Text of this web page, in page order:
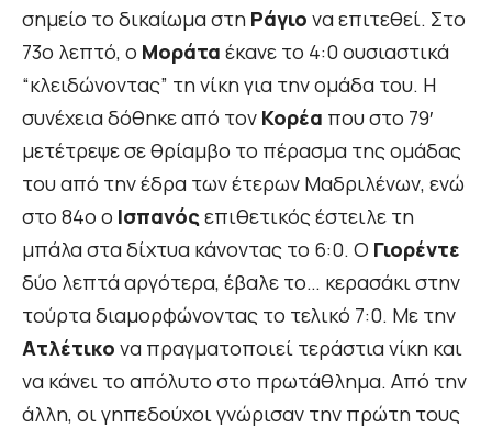
σημείο το δικαίωμα στη Ράγιο να επιτεθεί. Στο
73ο λεπτό, ο Μοράτα έκανε το 4:0 oυσιαστικά
“κλειδώνοντας” τη νίκη για την ομάδα του. Η
συνέχεια δόθηκε από τον Κορέα που στο 79′
μετέτρεψε σε θρίαμβο το πέρασμα της ομάδας
του από την έδρα των έτερων Μαδριλένων, ενώ
στο 84ο ο Ισπανός επιθετικός έστειλε τη
μπάλα στα δίχτυα κάνοντας το 6:0. Ο Γιορέντε
δύο λεπτά αργότερα, έβαλε το… κερασάκι στην
τούρτα διαμορφώνοντας το τελικό 7:0. Με την
Ατλέτικο να πραγματοποιεί τεράστια νίκη και
να κάνει το απόλυτο στο πρωτάθλημα. Από την
άλλη, οι γηπεδούχοι γνώρισαν την πρώτη τους